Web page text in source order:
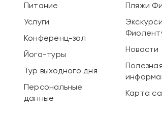
Питание
Услуги
Конференц-зал
Йога-туры
Тур выходного дня
Персональные
данные
Пляжи
Новости
Полезная
Карта